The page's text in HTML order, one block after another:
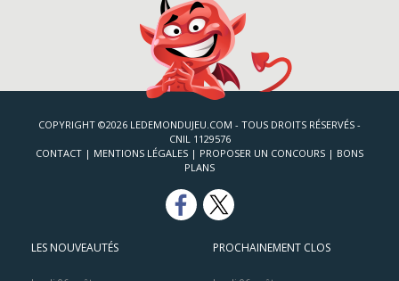
COPYRIGHT ©2026 LEDEMONDUJEU.COM - TOUS DROITS RÉSERVÉS -
CNIL 1129576
CONTACT | MENTIONS LÉGALES | PROPOSER UN CONCOURS | BONS
PLANS
LES NOUVEAUTÉS PROCHAINEMENT CLOS